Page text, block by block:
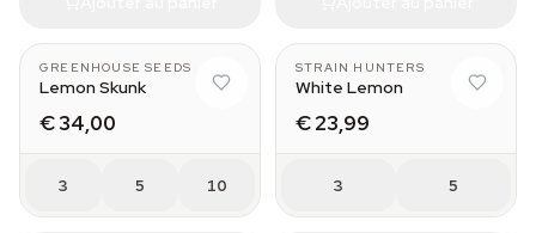
GREENHOUSE SEEDS
Lemon Skunk
€ 34,00
3 5 10
STRAIN HUNTERS
White Lemon
€ 23,99
3 5